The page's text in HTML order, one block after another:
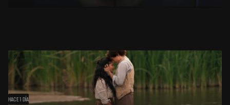
HACE 1 DÍA